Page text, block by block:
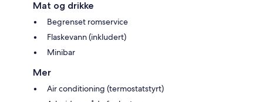
Mat og drikke
Begrenset romservice
Flaskevann (inkludert)
Minibar
Mer
Air conditioning (termostatstyrt)